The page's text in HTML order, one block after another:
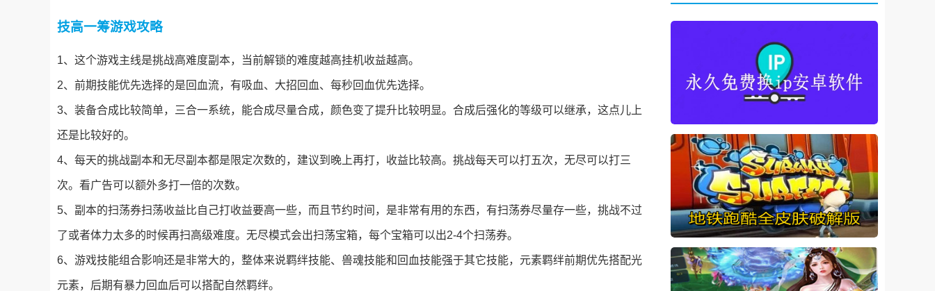
技高一筹游戏攻略
1、这个游戏主线是挑战高难度副本，当前解锁的难度越高挂机收益越高。
2、前期技能优先选择的是回血流，有吸血、大招回血、每秒回血优先选择。
3、装备合成比较简单，三合一系统，能合成尽量合成，颜色变了提升比较明显。合成后强化的等级可以继承，这点儿上
还是比较好的。
4、每天的挑战副本和无尽副本都是限定次数的，建议到晚上再打，收益比较高。挑战每天可以打五次，无尽可以打三
次。看广告可以额外多打一倍的次数。
5、副本的扫荡券扫荡收益比自己打收益要高一些，而且节约时间，是非常有用的东西，有扫荡券尽量存一些，挑战不过
了或者体力太多的时候再扫高级难度。无尽模式会出扫荡宝箱，每个宝箱可以出2-4个扫荡券。
6、游戏技能组合影响还是非常大的，整体来说羁绊技能、兽魂技能和回血技能强于其它技能，元素羁绊前期优先搭配光
元素，后期有暴力回血后可以搭配自然羁绊。